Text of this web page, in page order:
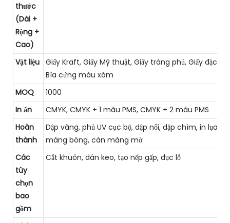
thước
(Dài +
Rộng +
Cao)
Vật liệu Giấy Kraft, Giấy Mỹ thuật, Giấy tráng phủ, Giấy đặc
Bìa cứng màu xám
MOQ
1000
In ấn
CMYK, CMYK + 1 màu PMS, CMYK + 2 màu PMS
Hoàn
thành
Dập vàng, phủ UV cục bộ, dập nổi, dập chìm, in lụa,
màng bóng, cán màng mờ
Các
tùy
chọn
bao
gồm
Cắt khuôn, dán keo, tạo nếp gấp, đục lỗ